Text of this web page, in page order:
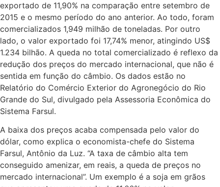
exportado de 11,90% na comparação entre setembro de
2015 e o mesmo período do ano anterior. Ao todo, foram
comercializados 1,949 milhão de toneladas. Por outro
lado, o valor exportado foi 17,74% menor, atingindo US$
1.234 bilhão. A queda no total comercializado é reflexo da
redução dos preços do mercado internacional, que não é
sentida em função do câmbio. Os dados estão no
Relatório do Comércio Exterior do Agronegócio do Rio
Grande do Sul, divulgado pela Assessoria Econômica do
Sistema Farsul.
A baixa dos preços acaba compensada pelo valor do
dólar, como explica o economista-chefe do Sistema
Farsul, Antônio da Luz. “A taxa de câmbio alta tem
conseguido amenizar, em reais, a queda de preços no
mercado internacional”. Um exemplo é a soja em grãos